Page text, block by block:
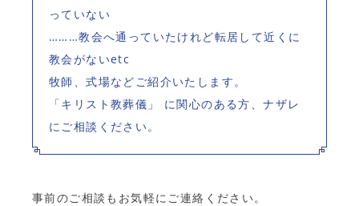
ブログ
生花申込み
お問い合わせ
っていない
………教会へ通っていたけれど転居して近くに
教会がないetc
牧師、式場などご紹介いたします。
「キリスト教葬儀」 に関心のある方、ナザレ
にご相談ください。
事前のご相談もお気軽にご連絡ください。